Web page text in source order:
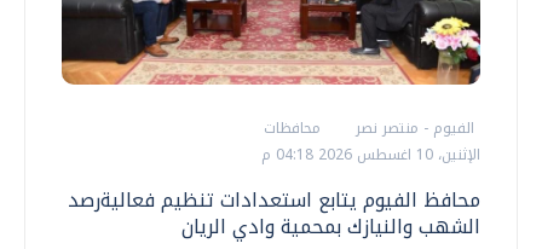
الفيوم - منتصر نصر
محافظات
الإثنين، 10 اغسطس 2026 04:18 م
محافظ الفيوم يتابع استعدادات تنظيم فعاليةرصد
الشهب والنيازك بمحمية وادي الريان